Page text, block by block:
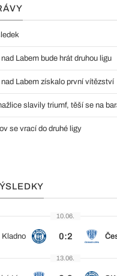
Labem bude hrát druhou ligu
Labem získalo první vítězství
slavily triumf, těší se na
se vrací do druhé ligy
10.06.
Kladno 0:2
13.06.